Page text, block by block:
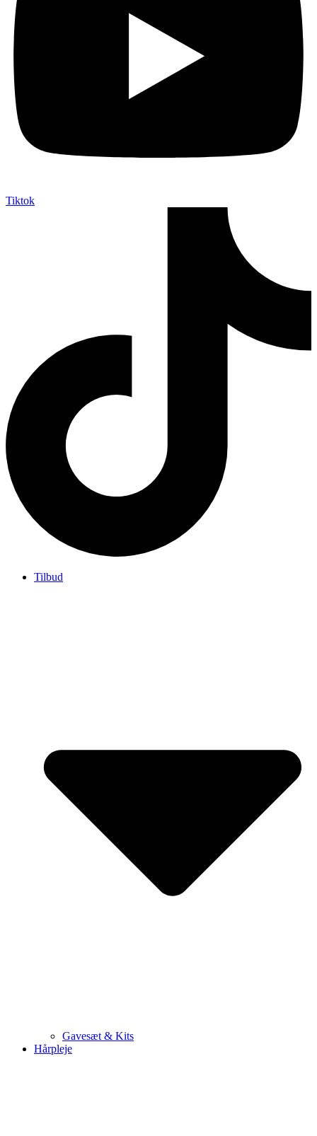
Tiktok
Tilbud
Gavesæt & Kits
Hårpleje